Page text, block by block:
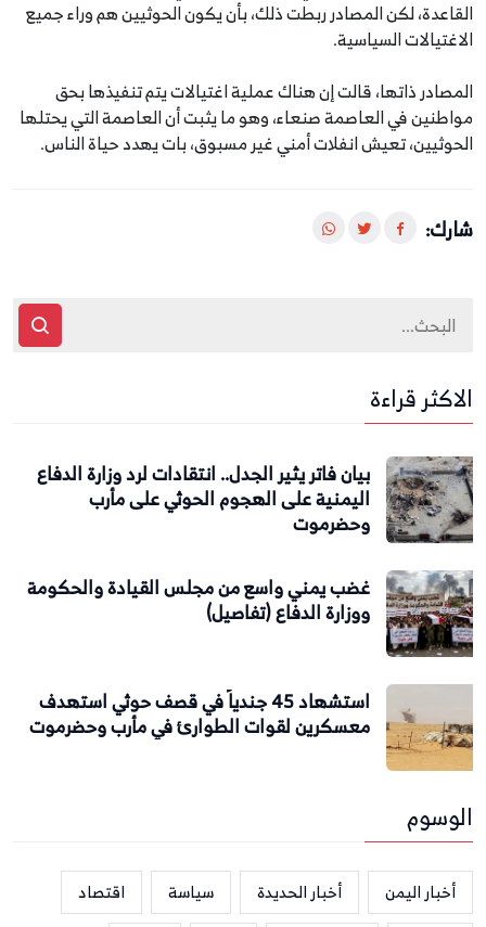
القاعدة، لكن المصادر ربطت ذلك، بأن يكون الحوثيين هم وراء جميع
الاغتيالات السياسية.
المصادر ذاتها، قالت إن هناك عملية اغتيالات يتم تنفيذها بحق
مواطنين في العاصمة صنعاء، وهو ما يثبت أن العاصمة التي يحتلها
الحوثيين، تعيش انفلات أمني غير مسبوق، بات يهدد حياة الناس.
شارك:
الاكثر قراءة
بيان فاتر يثير الجدل.. انتقادات لرد وزارة الدفاع
اليمنية على الهجوم الحوثي على مأرب
وحضرموت
غضب يمني واسع من مجلس القيادة والحكومة
ووزارة الدفاع (تفاصيل)
استشهاد 45 جندياً في قصف حوثي استهدف
معسكرين لقوات الطوارئ في مأرب وحضرموت
الوسوم
أخبار اليمن أخبار الحديدة سياسة
اقتصاد